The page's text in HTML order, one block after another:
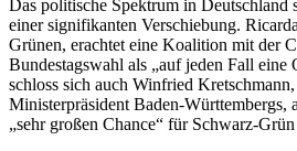
Das politische Spektrum in Deutschland
einer signifikanten Verschiebung.
Grünen, erachtet eine Koalition mit der
Bundestagswahl als „auf jeden Fall
schloss sich auch Winfried
Ministerpräsident Baden-Württembergs,
„sehr großen Chance“ für Schwarz-